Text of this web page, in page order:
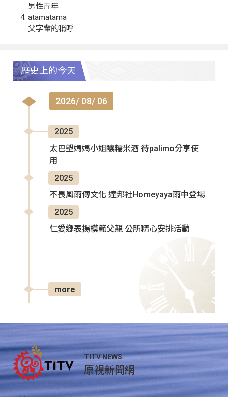
男性青年
atamatama
父字輩的稱呼
歷史上的今天
2026/ 08/ 06
2025
太巴塱媽媽小姐釀糯米酒 待palimo分享使
用
2025
不畏風雨傳文化 達邦社Homeyaya雨中登場
2025
仁愛鄉表揚模範父親 公所精心安排活動
more
TITV NEWS
原視新聞網